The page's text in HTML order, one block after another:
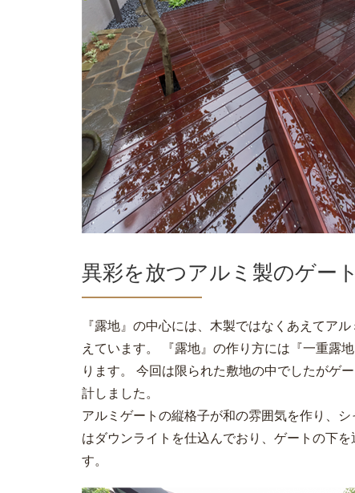
異彩を放つアルミ製のゲート
『露地』の中心には、木製ではなくあえてア
えています。 『露地』の作り方には『一重露
ります。 今回は限られた敷地の中でしたがゲ
計しました。
アルミゲートの縦格子が和の雰囲気を作り、
はダウンライトを仕込んでおり、ゲートの下
す。